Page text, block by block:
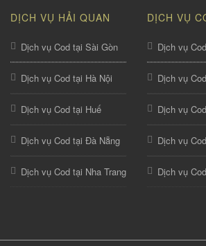
DỊCH VỤ HẢI QUAN
Dịch vụ Cod tại Sài Gòn
Dịch vụ Cod tại Hà Nội
Dịch vụ Cod tại Huế
Dịch vụ Cod tại Đà Nẵng
Dịch vụ Cod tại Nha Trang
DỊCH VỤ
Dịch vụ
Dịch vụ
Dịch vụ
Dịch vụ
Dịch vụ